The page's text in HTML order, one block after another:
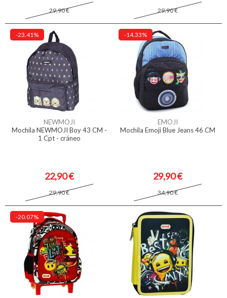
29,90 € 29,90 €
-23.41%
NEWMOJI
Mochila NEWMOJI Boy 43 CM -
1 Cpt - cráneo
22,90 €
29,90 €
-14.33%
EMOJI
Mochila Emoji Blue Jeans 46 CM
29,90 €
34,90 €
-20.07%